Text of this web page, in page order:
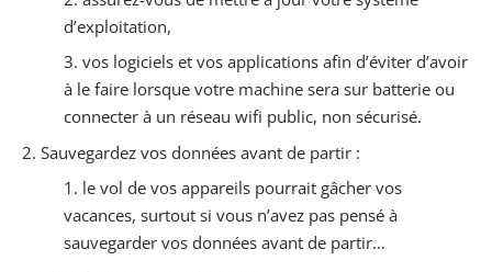
d’exploitation,
vos logiciels et vos applications afin d’éviter d’avoir
à le faire lorsque votre machine sera sur batterie ou
connecter à un réseau wifi public, non sécurisé.
Sauvegardez vos données avant de partir :
le vol de vos appareils pourrait gâcher vos
vacances, surtout si vous n’avez pas pensé à
sauvegarder vos données avant de partir…